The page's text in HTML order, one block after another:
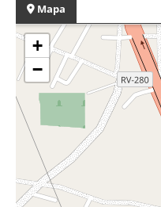
Mapa
+
−